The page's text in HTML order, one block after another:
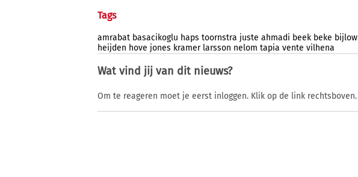
Tags
amrabat basacikoglu haps toornstra juste ahmadi beek beke bijlow
heijden hove jones kramer larsson nelom tapia vente vilhena
Wat vind jij van dit nieuws?
Om te reageren moet je eerst inloggen. Klik op de link rechtsboven.